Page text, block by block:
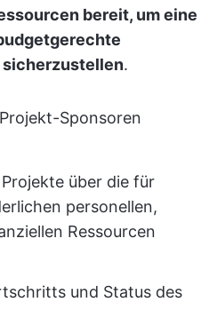
bereit, um eine
.
Sponsoren
über die für
personellen,
Ressourcen
und Status des